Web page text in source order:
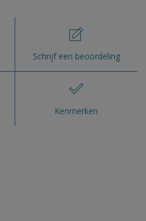
Schrijf een beoordeling
Kenmerken